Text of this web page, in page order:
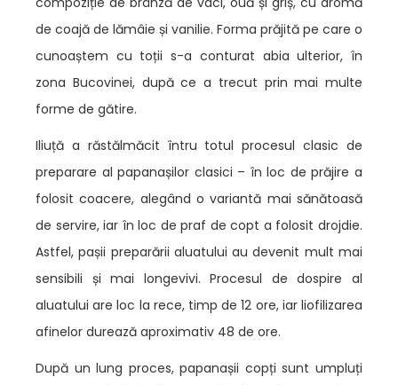
de coajă de lămâie și vanilie. Forma prăjită pe care o
cunoaștem cu toții s-a conturat abia ulterior, în
zona Bucovinei, după ce a trecut prin mai multe
forme de gătire.
Iliuță a răstălmăcit întru totul procesul clasic de
preparare al papanașilor clasici – în loc de prăjire a
folosit coacere, alegând o variantă mai sănătoasă
de servire, iar în loc de praf de copt a folosit drojdie.
Astfel, pașii preparării aluatului au devenit mult mai
sensibili și mai longevivi. Procesul de dospire al
aluatului are loc la rece, timp de 12 ore, iar liofilizarea
afinelor durează aproximativ 48 de ore.
După un lung proces, papanașii copți sunt umpluți